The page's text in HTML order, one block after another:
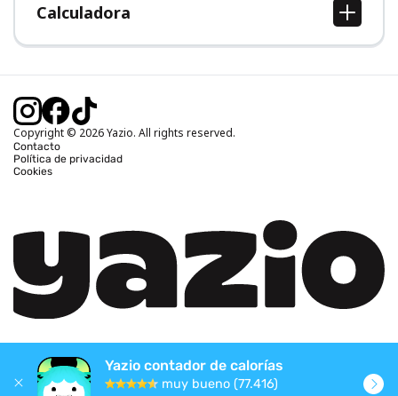
Calculadora
Calcular IMC
Calcular peso ideal
Calcular calorías quemadas
Copyright © 2026 Yazio. All rights reserved.
Contacto
Política de privacidad
Cookies
Yazio contador de calorías
muy bueno (77.416)